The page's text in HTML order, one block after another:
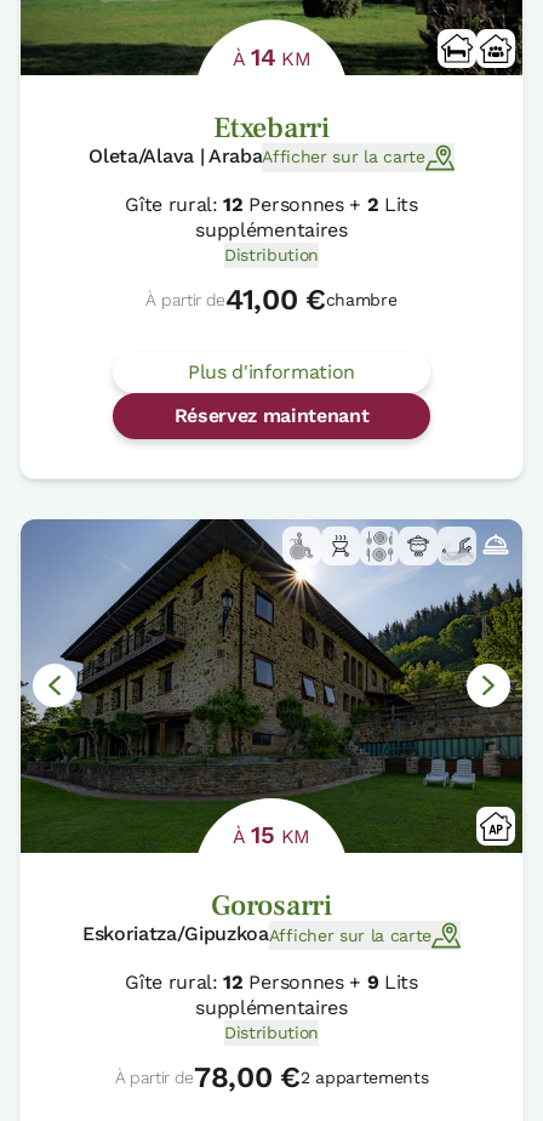
À 14 KM
Etxebarri
Oleta/Alava | ArabaAfficher sur la carte
Gîte rural:12 Personnes + 2 Lits
supplémentaires
Distribution
À partir de41,00 €chambre
Plus d'information
Réservez maintenant
À15 KM
Gorosarri
Eskoriatza/GipuzkoaAfficher sur la carte
Gîte rural:12 Personnes + 9 Lits
supplémentaires
Distribution
À partir de78,00 €2 appartements